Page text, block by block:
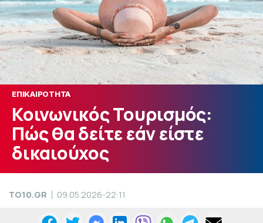
ΕΠΙΚΑΙΡΟΤΗΤΑ
Κοινωνικός Τουρισμός:
Πώς θα δείτε εάν είστε
δικαιούχος
TO10.GR 09.05.2026-22:11